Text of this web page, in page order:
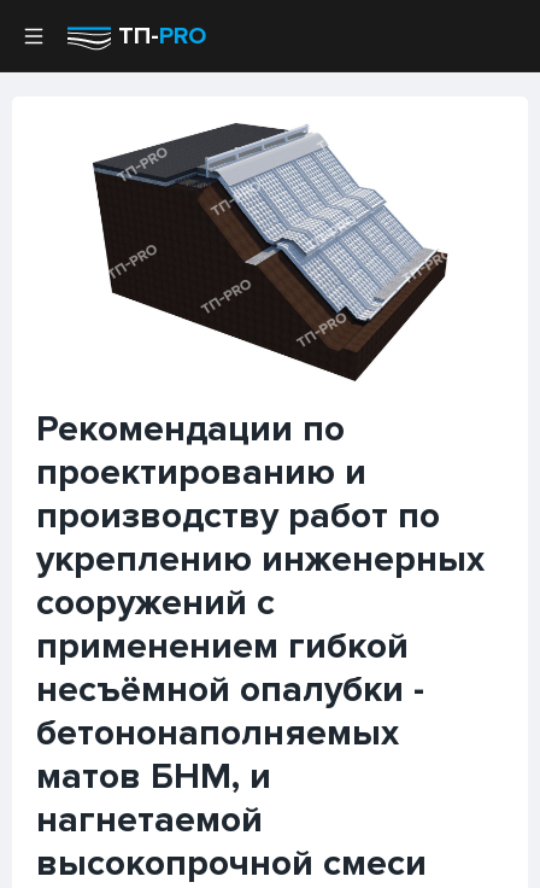
ТП-PRO
Рекомендации по
проектированию и
производству работ по
укреплению инженерных
сооружений с
применением гибкой
несъёмной опалубки -
бетононаполняемых
матов БНМ, и
нагнетаемой
высокопрочной смеси